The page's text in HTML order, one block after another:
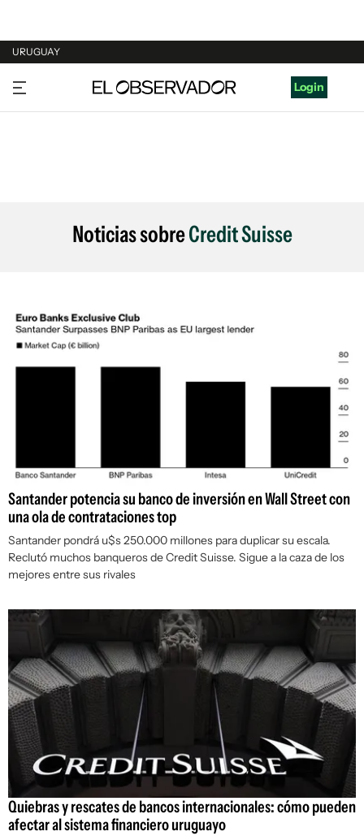
URUGUAY
URUGUAY
ARGENTINA
Login
Noticias sobreCredit Suisse
Santander potencia su banco de inversión en Wall Street con
una ola de contrataciones top
Santander pondrá u$s 250.000 millones para duplicar su escala.
Reclutó muchos banqueros de Credit Suisse. Sigue a la caza de los
mejores entre sus rivales
Quiebras y rescates de bancos internacionales: cómo pueden
afectar al sistema financiero uruguayo